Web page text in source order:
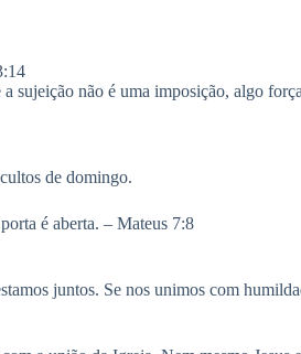
não é uma imposição, algo
de domingo.
é aberta. – Mateus 7:8
juntos. Se nos unimos com